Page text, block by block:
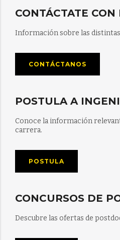
CONTÁCTATE CON
Información sobre las distintas
CONTÁCTANOS
POSTULA A
Conoce la información
carrera.
POSTULA
CONCURSOS DE
Descubre las ofertas de